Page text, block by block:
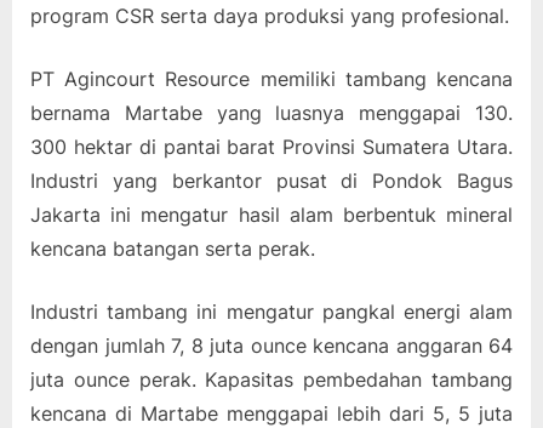
program CSR serta daya produksi yang profesional.
PT Agincourt Resource memiliki tambang kencana
bernama Martabe yang luasnya menggapai 130.
300 hektar di pantai barat Provinsi Sumatera Utara.
Industri yang berkantor pusat di Pondok Bagus
Jakarta ini mengatur hasil alam berbentuk mineral
kencana batangan serta perak.
Industri tambang ini mengatur pangkal energi alam
dengan jumlah 7, 8 juta ounce kencana anggaran 64
juta ounce perak. Kapasitas pembedahan tambang
kencana di Martabe menggapai lebih dari 5, 5 juta